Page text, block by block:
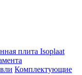
плита Isoplaat
Комплектующие